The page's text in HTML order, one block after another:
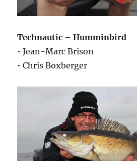
Technautic – Humminbird
• Jean-Marc Brison
• Chris Boxberger